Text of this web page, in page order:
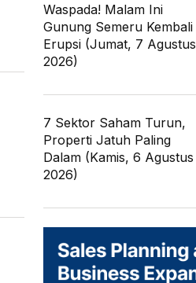
Waspada! Malam Ini
Gunung Semeru Kembali
Erupsi (Jumat, 7 Agustus
2026)
7 Sektor Saham Turun,
Properti Jatuh Paling
Dalam (Kamis, 6 Agustus
2026)